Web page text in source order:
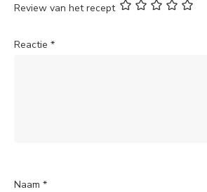
Review van het recept
Reactie *
Naam *